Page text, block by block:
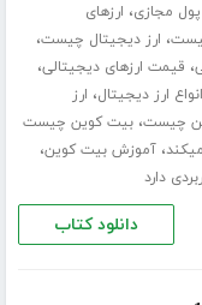
پول مجازی، ارزهای
، ارز دیجیتال چیست،
، قیمت ارزهای دیجیتالی،
انواع ارز دیجیتال، ارز
چیست،بیت کوین چیست
،آموزش بیت کوین،
دارد
دانلود کتاب